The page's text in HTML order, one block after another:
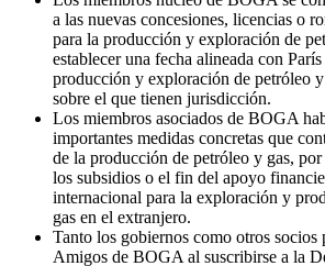
a las nuevas concesiones, licencias o
para la producción y exploración de
establecer una fecha alineada con
producción y exploración de petróleo
sobre el que tienen jurisdicción.
Los miembros asociados de BOGA
importantes medidas concretas que
de la producción de petróleo y gas,
los subsidios o el fin del apoyo
internacional para la exploración y
gas en el extranjero.
Tanto los gobiernos como otros socios
Amigos de BOGA al suscribirse a la